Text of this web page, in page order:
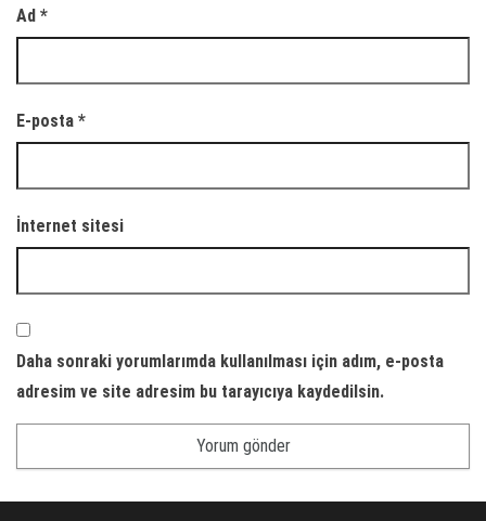
Ad *
E-posta *
İnternet sitesi
Daha sonraki yorumlarımda kullanılması için adım, e-posta
adresim ve site adresim bu tarayıcıya kaydedilsin.